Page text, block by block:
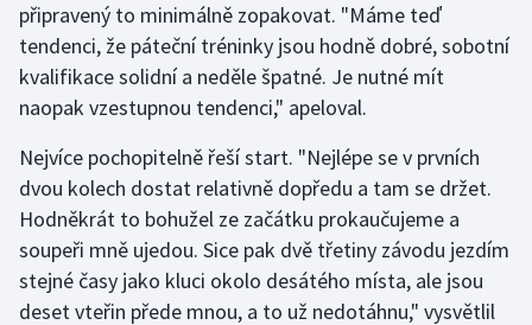
Házená
Jezdectví
Judo
Krasobruslení
Lezení
připravený to minimálně zopakovat. "Máme teď
tendenci, že páteční tréninky jsou hodně dobré, sobotní
kvalifikace solidní a neděle špatné. Je nutné mít
naopak vzestupnou tendenci," apeloval.
Nejvíce pochopitelně řeší start. "Nejlépe se v prvních
dvou kolech dostat relativně dopředu a tam se držet.
Hodněkrát to bohužel ze začátku prokaučujeme a
soupeři mně ujedou. Sice pak dvě třetiny závodu jezdím
stejné časy jako kluci okolo desátého místa, ale jsou
deset vteřin přede mnou, a to už nedotáhnu," vysvětlil